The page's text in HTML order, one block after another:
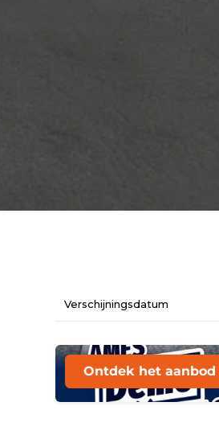
Ontdek het aanbod